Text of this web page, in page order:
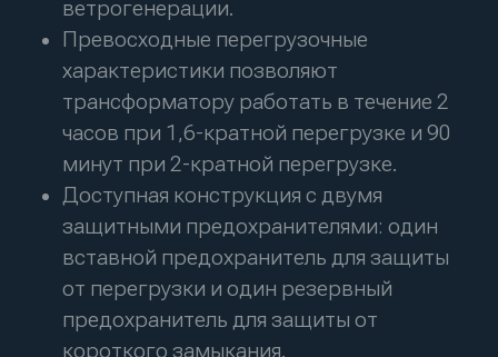
разработка сайта the space milk
Политика обработки персональных данных